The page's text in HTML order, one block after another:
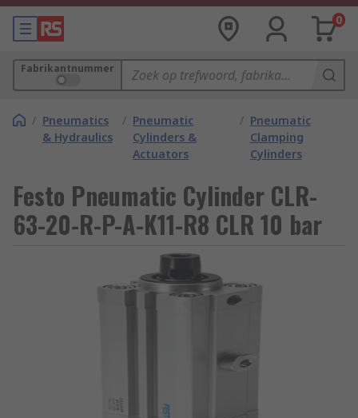
0
Fabrikantnummer
/ Pneumatics
& Hydraulics
/ Pneumatic
Cylinders &
Actuators
/ Pneumatic
Clamping
Cylinders
Festo Pneumatic Cylinder CLR-
63-20-R-P-A-K11-R8 CLR 10 bar